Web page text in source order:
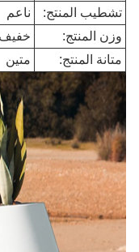
تشطيب المنتج:
ناعم
وزن المنتج:
خفيف
متانة المنتج:
متين